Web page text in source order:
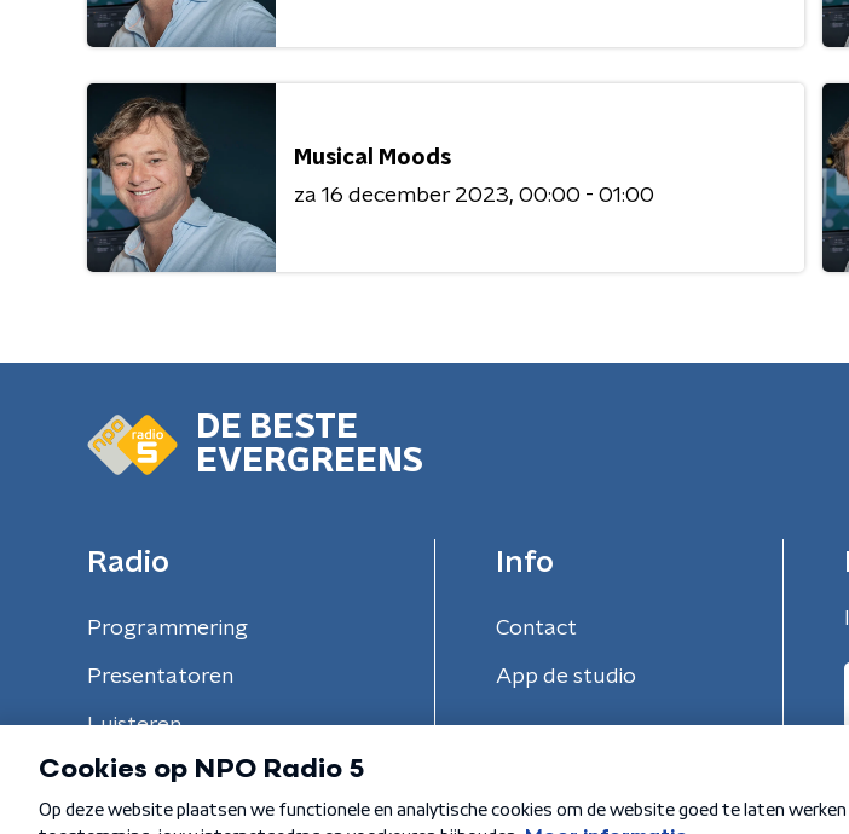
Musical Moods
za 16 december 2023 00:00 - 01:00
DE BESTE
EVERGREENS
Radio
Programmering
Presentatoren
Luisteren
Info
Contact
App de studio